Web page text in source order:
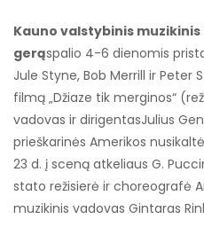
Kauno valstybinis
gerąspalio 4-6 dienomis
Jule Styne, Bob Merrill ir Peter
filmą „Džiaze tik merginos“
vadovas ir dirigentasJulius
prieškarinės Amerikos
23 d. į sceną atkeliaus G.
stato režisierė ir choreografė
muzikinis vadovas Gintaras